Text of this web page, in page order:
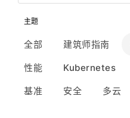
主题
全部 建筑师指南
性能 Kubernetes
基准 安全 多云